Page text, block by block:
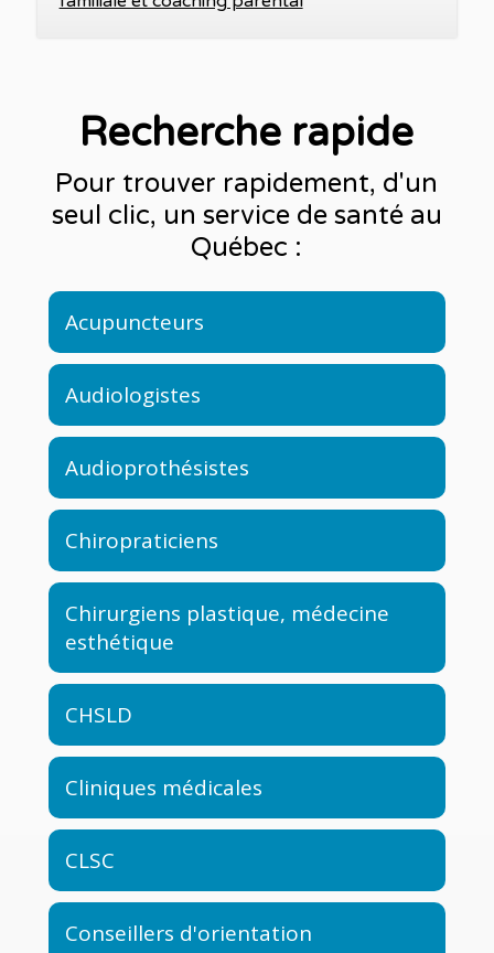
Recherche rapide
Pour trouver rapidement, d'un
seul clic, un service de santé au
Québec :
Acupuncteurs
Audiologistes
Audioprothésistes
Chiropraticiens
Chirurgiens plastique, médecine
esthétique
CHSLD
Cliniques médicales
CLSC
Conseillers d'orientation